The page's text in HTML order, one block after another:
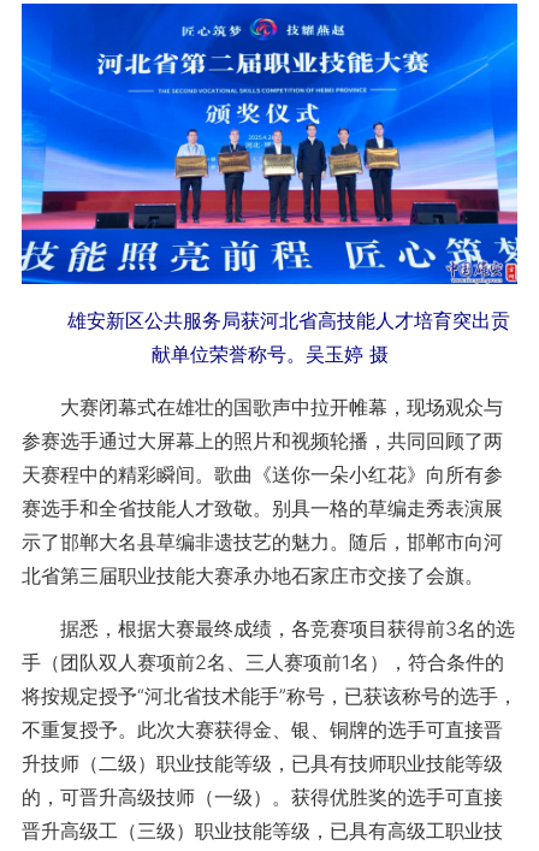
雄安新区公共服务局获河北省高技能人才培育突出贡
献单位荣誉称号。吴玉婷 摄
大赛闭幕式在雄壮的国歌声中拉开帷幕，现场观众与
参赛选手通过大屏幕上的照片和视频轮播，共同回顾了两
天赛程中的精彩瞬间。歌曲《送你一朵小红花》向所有参
赛选手和全省技能人才致敬。别具一格的草编走秀表演展
示了邯郸大名县草编非遗技艺的魅力。随后，邯郸市向河
北省第三届职业技能大赛承办地石家庄市交接了会旗。
据悉，根据大赛最终成绩，各竞赛项目获得前3名的选
手（团队双人赛项前2名、三人赛项前1名），符合条件的
将按规定授予“河北省技术能手”称号，已获该称号的选手，
不重复授予。此次大赛获得金、银、铜牌的选手可直接晋
升技师（二级）职业技能等级，已具有技师职业技能等级
的，可晋升高级技师（一级）。获得优胜奖的选手可直接
晋升高级工（三级）职业技能等级，已具有高级工职业技